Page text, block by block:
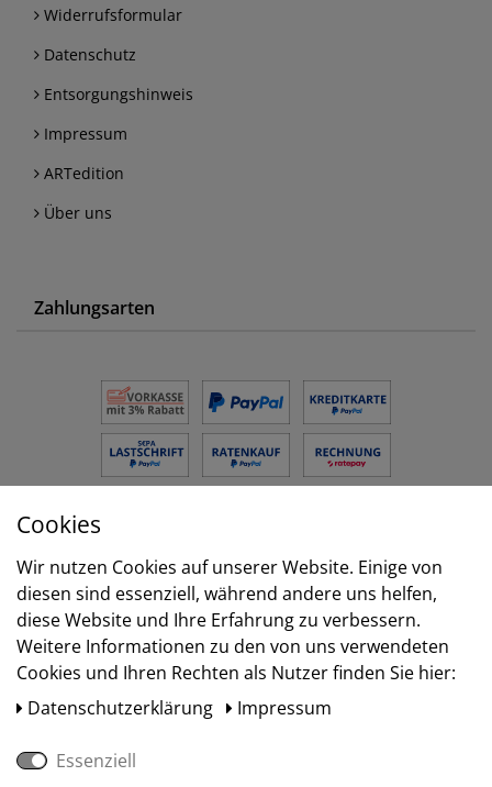
Widerrufsformular
Datenschutz
Entsorgungshinweis
Impressum
ARTedition
Über uns
Zahlungsarten
Versand
Cookies
Wir nutzen Cookies auf unserer Website. Einige von
diesen sind essenziell, während andere uns helfen,
diese Website und Ihre Erfahrung zu verbessern.
Weitere Informationen zu den von uns verwendeten
Cookies und Ihren Rechten als Nutzer finden Sie hier:
Daten­schutz­erklärung
Impressum
Essenziell